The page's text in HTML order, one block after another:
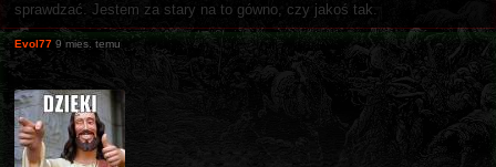
sprawdzać. Jestem za stary na to gówno, czy jakoś tak.
Evol77 9 mies. temu